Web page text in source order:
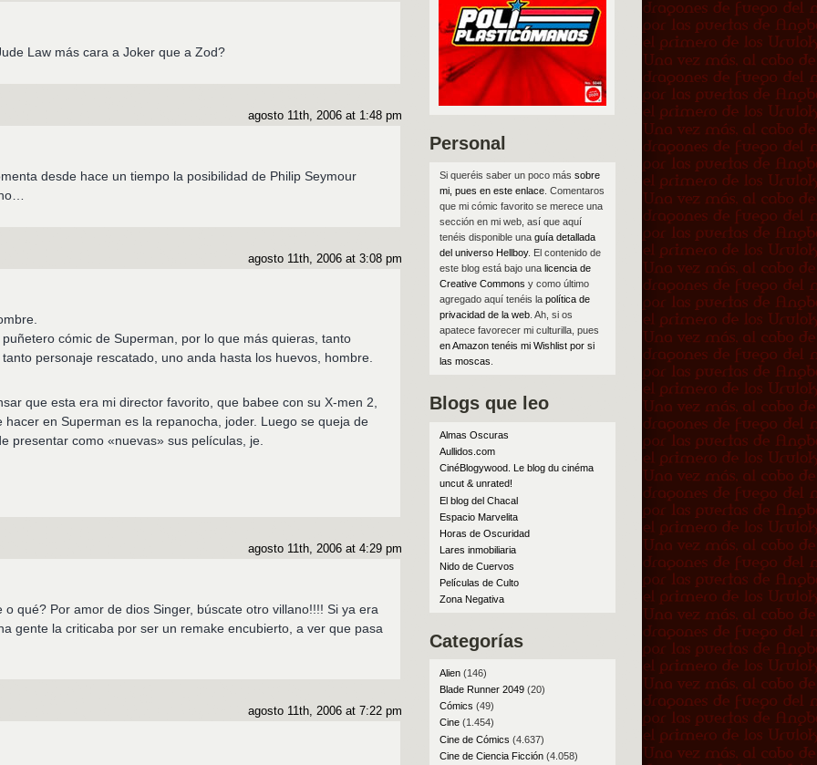
Law más cara a Joker que a Zod?
agosto 11th, 2006 at 1:48 pm
desde hace un tiempo la posibilidad de Philip Seymour
agosto 11th, 2006 at 3:08 pm
cómic de Superman, por lo que más quieras, tanto
personaje rescatado, uno anda hasta los huevos, hombre.
que esta era mi director favorito, que babee con su X-men 2,
hacer en Superman es la repanocha, joder. Luego se queja de
presentar como «nuevas» sus películas, je.
agosto 11th, 2006 at 4:29 pm
qué? Por amor de dios Singer, búscate otro villano!!!! Si ya era
gente la criticaba por ser un remake encubierto, a ver que pasa
agosto 11th, 2006 at 7:22 pm
Personal
Si queréis saber un poco más sobre
mi, pues en este enlace. Comentaros
que mi cómic favorito se merece una
sección en mi web, así que aquí
tenéis disponible una guía detallada
del universo Hellboy. El contenido de
este blog está bajo una licencia de
Creative Commons y como último
agregado aquí tenéis la política de
privacidad de la web. Ah, si os
apatece favorecer mi culturilla, pues
en Amazon tenéis mi Wishlist por si
las moscas
Blogs que leo
Almas Oscuras
Aullidos.com
CinéBlogywood. Le blog du cinéma
uncut & unrated!
El blog del Chacal
Espacio Marvelita
Horas de Oscuridad
Lares inmobiliaria
Nido de Cuervos
Películas de Culto
Zona Negativa
Categorías
Alien(146)
Blade Runner 2049(20)
Cómics (49)
Cine(1.454)
Cine de Cómics (4.637)
Cine de Ciencia Ficción(4.058)